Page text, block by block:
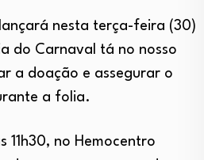
nesta terça-feira (30)
do Carnaval tá no nosso
a doação e assegurar o
a folia.
11h30, no Hemocentro